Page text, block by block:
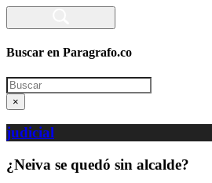
Buscar en Paragrafo.co
Search
×
judicial
¿Neiva se quedó sin alcalde?